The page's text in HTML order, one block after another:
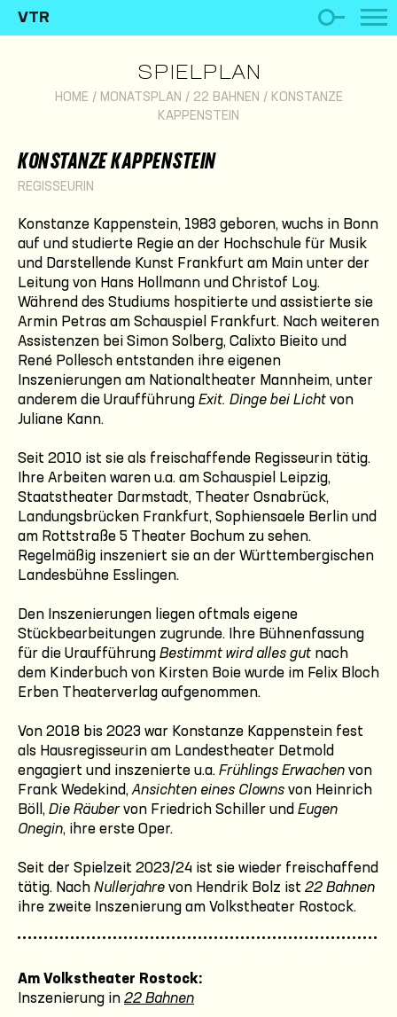
VTR
SPIELPLAN
HOME / MONATSPLAN / 22 BAHNEN / KONSTANZE
KAPPENSTEIN
KONSTANZE KAPPENSTEIN
REGISSEURIN
Konstanze Kappenstein, 1983 geboren, wuchs in Bonn
auf und studierte Regie an der Hochschule für Musik
und Darstellende Kunst Frankfurt am Main unter der
Leitung von Hans Hollmann und Christof Loy.
Während des Studiums hospitierte und assistierte sie
Armin Petras am Schauspiel Frankfurt. Nach weiteren
Assistenzen bei Simon Solberg, Calixto Bieito und
René Pollesch entstanden ihre eigenen
Inszenierungen am Nationaltheater Mannheim, unter
anderem die Uraufführung Exit. Dinge bei Licht von
Juliane Kann.
Seit 2010 ist sie als freischaffende Regisseurin tätig.
Ihre Arbeiten waren u.a. am Schauspiel Leipzig,
Staatstheater Darmstadt, Theater Osnabrück,
Landungsbrücken Frankfurt, Sophiensaele Berlin und
am Rottstraße 5 Theater Bochum zu sehen.
Regelmäßig inszeniert sie an der Württembergischen
Landesbühne Esslingen.
Den Inszenierungen liegen oftmals eigene
Stückbearbeitungen zugrunde. Ihre Bühnenfassung
für die Uraufführung Bestimmt wird alles gut nach
dem Kinderbuch von Kirsten Boie wurde im Felix Bloch
Erben Theaterverlag aufgenommen.
Von 2018 bis 2023 war Konstanze Kappenstein fest
als Hausregisseurin am Landestheater Detmold
engagiert und inszenierte u.a. Frühlings Erwachen von
Frank Wedekind,Ansichten eines Clowns von Heinrich
Böll, Die Räubervon Friedrich Schiller und Eugen
Onegin, ihre erste Oper.
Seit der Spielzeit 2023/24 ist sie wieder freischaffend
tätig. Nach Nullerjahre von Hendrik Bolz ist 22 Bahnen
ihre zweite Inszenierung am Volkstheater Rostock.
Am Volkstheater Rostock:
Inszenierung in 22 Bahnen